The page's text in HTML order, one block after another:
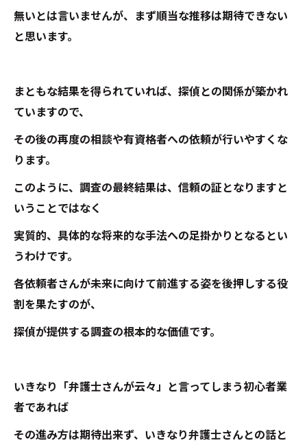
無いとは言いませんが、まず順当な推移は期待できない
と思います。
まともな結果を得られていれば、探偵との関係が築かれ
ていますので、
その後の再度の相談や有資格者への依頼が行いやすくな
ります。
このように、調査の最終結果は、信頼の証となりますと
いうことではなく
実質的、具体的な将来的な手法への足掛かりとなるとい
うわけです。
各依頼者さんが未来に向けて前進する姿を後押しする役
割を果たすのが、
探偵が提供する調査の根本的な価値です。
いきなり「弁護士さんが云々」と言ってしまう初心者業
者であれば
その進み方は期待出来ず、いきなり弁護士さんとの話と